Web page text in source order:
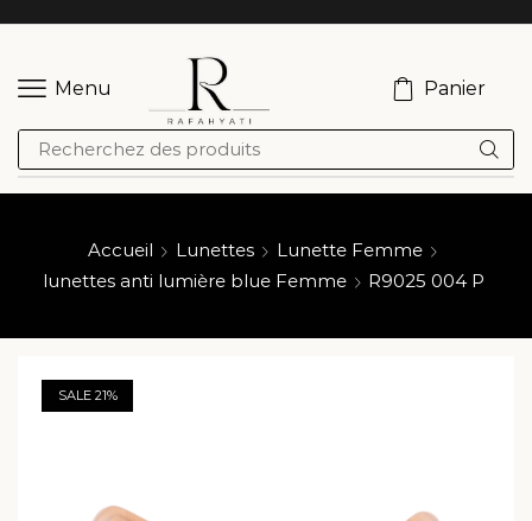
Menu Panier
Accueil Lunettes
Lunette Femme
lunettes anti lumière blue Femme
R9025 004 P
SALE 21%